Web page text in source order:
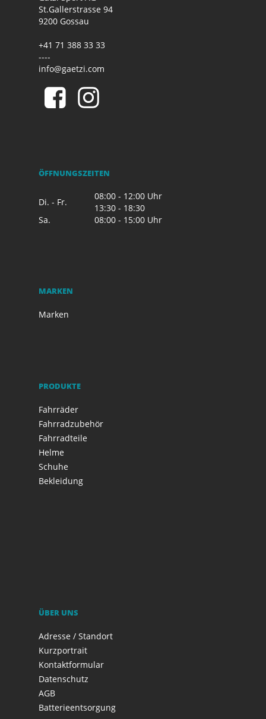
St.Gallerstrasse 94
9200 Gossau
+41 71 388 33 33
----
info@gaetzi.com
ÖFFNUNGSZEITEN
Di. - Fr.
08:00 - 12:00 Uhr
13:30 - 18:30
Sa.
08:00 - 15:00 Uhr
MARKEN
Marken
PRODUKTE
Fahrräder
Fahrradzubehör
Fahrradteile
Helme
Schuhe
Bekleidung
ÜBER UNS
Adresse / Standort
Kurzportrait
Kontaktformular
Datenschutz
AGB
Batterieentsorgung